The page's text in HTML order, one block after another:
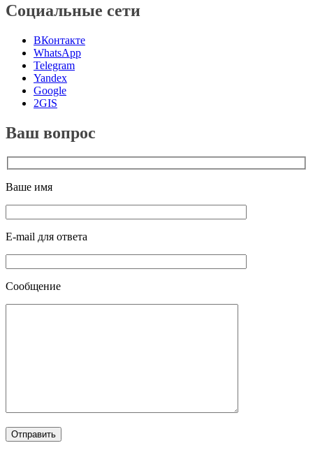
Социальные сети
ВКонтакте
WhatsApp
Telegram
Yandex
Google
2GIS
Ваш вопрос
Ваше имя
E-mail для ответа
Сообщение